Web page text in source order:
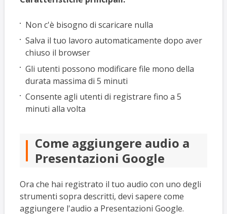
Non c'è bisogno di scaricare nulla
Salva il tuo lavoro automaticamente dopo aver
chiuso il browser
Gli utenti possono modificare file mono della
durata massima di 5 minuti
Consente agli utenti di registrare fino a 5
minuti alla volta
Come aggiungere audio a
Presentazioni Google
Ora che hai registrato il tuo audio con uno degli
strumenti sopra descritti, devi sapere come
aggiungere l'audio a Presentazioni Google.